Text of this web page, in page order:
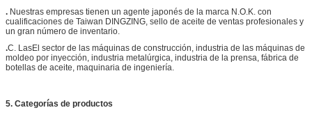
. Nuestras empresas tienen un agente japonés de la marca N.O.K. con
cualificaciones de Taiwan DINGZING, sello de aceite de ventas profesionales y
un gran número de inventario.
.C. LasEl sector de las máquinas de construcción, industria de las máquinas de
moldeo por inyección, industria metalúrgica, industria de la prensa, fábrica de
botellas de aceite, maquinaria de ingeniería.
5. Categorías de productos